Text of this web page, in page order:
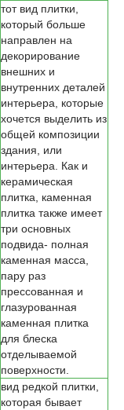
тот вид плитки,
который больше
направлен на
декорирование
внешних и
внутренних деталей
интерьера, которые
хочется выделить из
общей композиции
здания, или
интерьера. Как и
керамическая
плитка, каменная
плитка также имеет
три основных
подвида- полная
каменная масса,
пару раз
прессованная и
глазурованная
каменная плитка
для блеска
отделываемой
поверхности.
вид редкой плитки,
которая бывает